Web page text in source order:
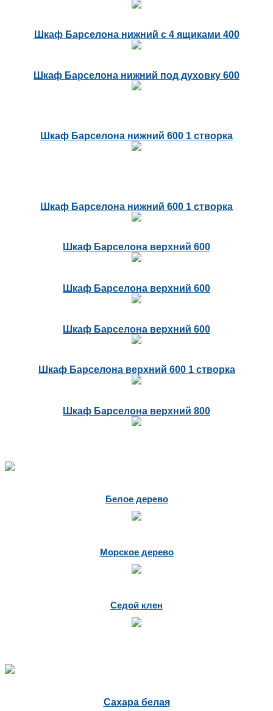
Шкаф Барселона нижний с 4 ящиками 400
Шкаф Барселона нижний под духовку 600
Шкаф Барселона нижний 600 1 створка
Шкаф Барселона нижний 600 1 створка
Шкаф Барселона верхний 600
Шкаф Барселона верхний 600
Шкаф Барселона верхний 600
Шкаф Барселона верхний 600 1 створка
Шкаф Барселона верхний 800
Белое дерево
Морское дерево
Седой клен
Сахара белая